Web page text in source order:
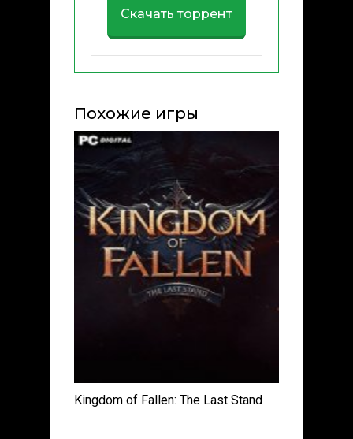
Скачать торрент
Похожие игры
Kingdom of Fallen: The Last Stand